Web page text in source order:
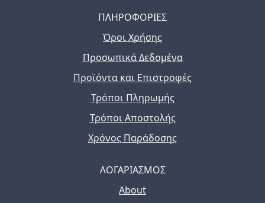
ΠΛΗΡΟΦΟΡΙΕΣ
Όροι Χρήσης
Προσωπικά Δεδομένα
Προϊόντα και Επιστροφές
Τρόποι Πληρωμής
Τρόποι Αποστολής
Χρόνος Παράδοσης
ΛΟΓΑΡΙΑΣΜΟΣ
About